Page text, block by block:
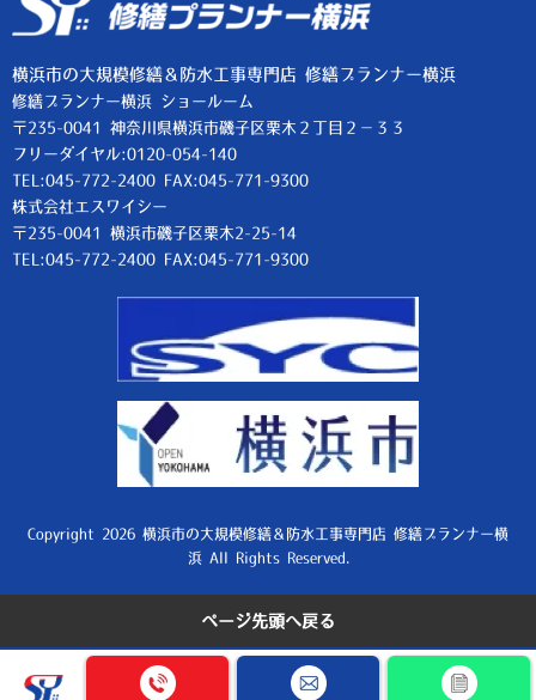
横浜市の大規模修繕＆防水工事専門店 修繕プランナー横浜
修繕プランナー横浜 ショールーム
〒235-0041 神奈川県横浜市磯子区栗木２丁目２−３３
フリーダイヤル:0120-054-140
TEL:045-772-2400 FAX:045-771-9300
株式会社エスワイシー
〒235-0041 横浜市磯子区栗木2-25-14
TEL:045-772-2400 FAX:045-771-9300
Copyright 2026 横浜市の大規模修繕＆防水工事専門店 修繕プランナー横
浜 All Rights Reserved.
ページ先頭へ戻る